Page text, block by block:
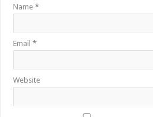
Name*
Email*
Website